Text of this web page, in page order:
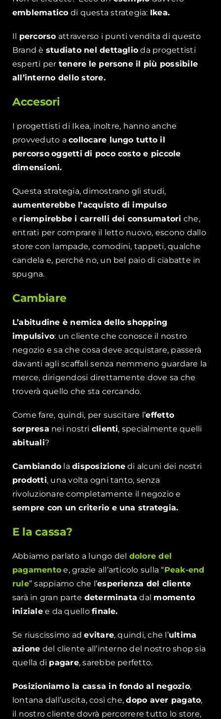
emblematico di questa strategia: Ikea.
Il percorso attraverso i punti vendita di questo
Brand è studiato nel dettaglio da progettisti
esperti per tenere le persone il più possibile
all’interno dello store.
Accesori
I progettisti di Ikea, inoltre, hanno anche
provveduto acollocare lungo tutto il
percorso oggetti di poco costo e piccole
dimensioni.
Questa strategia, dimostrano gli studi,
aumenterebbe l’acquisto di impulso
e riempirebbe i carrelli dei consumatori che,
entrati per comprare il letto nuovo, escono dallo
store con lampade, comodini, tappeti, qualche
candela e, perché no, un bel paio di ciabatte in
spugna.
Cambiare
L’abitudine è nemica dello shopping
impulsivo: un cliente che conosce il nostro
negozio e sa che cosa deve acquistare, passerà
davanti agli scaffali senza nemmeno guardare la
merce, dirigendosi direttamente dove sa che
troverà quello che sta cercando.
Come fare, quindi, per suscitare l’effetto
sorpresa nei nostri clienti, specialmente quelli
abituali?
Cambiando ladisposizione di alcuni dei nostri
prodotti, una volta ogni tanto, senza
rivoluzionare completamente il negozio e
sempre con un criterio e una strategia.
E la cassa?
Abbiamo parlato a lungo del dolore del
pagamento e, grazie all’articolo sulla “Peak-end
rule” sappiamo che l’esperienza del cliente
sarà in gran parte determinata dal momento
inizialee da quellofinale.
Se riuscissimo adevitare, quindi, che l’ultima
azione del cliente all’interno del nostro shop sia
quella di pagare, sarebbe perfetto.
Posizioniamo la cassa in fondo al negozio,
lontana dall’uscita, così che,dopo aver pagato,
il nostro cliente dovrà percorrere tutto lo store,